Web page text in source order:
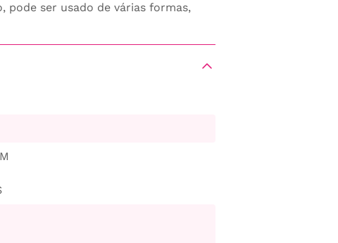
pode ser usado de várias formas,